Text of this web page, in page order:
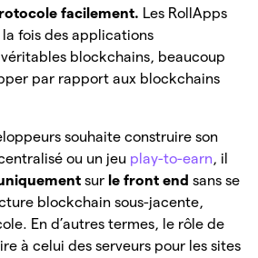
facilement. Les RollApps
fois des applications
blockchains, beaucoup
par rapport aux blockchains
souhaite construire son
ou un jeu play-to-earn, il
sur le front end sans se
blockchain sous-jacente,
En d’autres termes, le rôle de
à celui des serveurs pour les sites